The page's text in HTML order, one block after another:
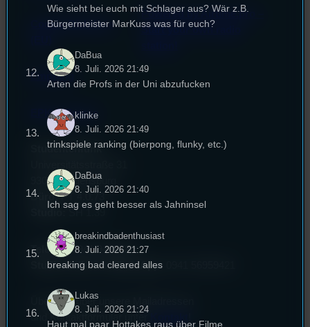
Cookie-Richtlinie
Empfang
EPK & Presse
Powered by Airtime.pro –
Start your own radio
Studentenfunk
93053 Regensburg
Büro:PT 4.0.73
SH 1.39
Telefon: 0941 9435784
Studio Call-In & WhatsApp:
Überblick über unsere Mailadressen
und Kontaktformular unter
Wie sieht bei euch mit Schlager aus? Wär z.B.
Bürgermeister MarKuss was für euch?
DaBua
8. Juli. 2026 21:49
Arten die Profs in der Uni abzufucken
klinke
8. Juli. 2026 21:49
trinkspiele ranking (bierpong, flunky, etc.)
DaBua
8. Juli. 2026 21:40
Ich sag es geht besser als Jahninsel
breakindbadenthusiast
8. Juli. 2026 21:27
breaking bad cleared alles
Lukas
8. Juli. 2026 21:24
Haut mal paar Hottakes raus über Filme